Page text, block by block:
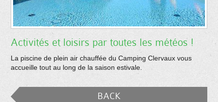
Activités et loisirs par toutes les météos !
La piscine de plein air chauffée du Camping Clervaux vous
accueille tout au long de la saison estivale.
BACK